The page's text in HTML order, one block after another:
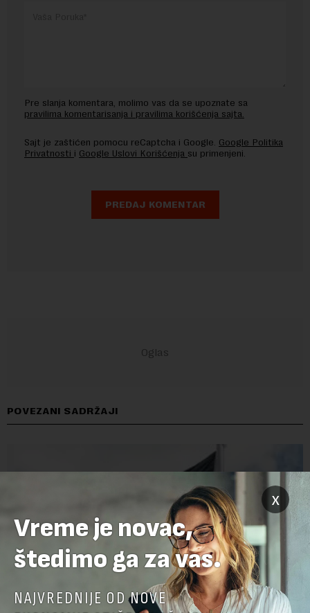
Pre slanja komentara, molimo vas da se upoznate sa
pravilima komentarisanja i pravilima korišćenja sajta.
Sajt je zaštićen pomocu reCaptcha i Google. Google Politika
Privatnosti i Google Uslovi Korišćenja su primenjeni.
POVEZANI SADRŽAJI
x
Vreme je novac,
štedimo ga za vas.
NAJVREDNIJE OD NOVE